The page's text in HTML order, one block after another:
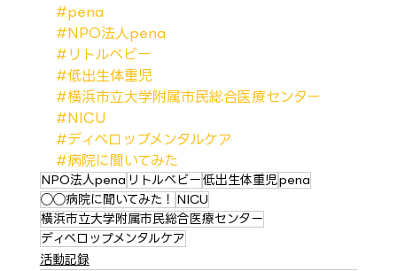
#pena
#NPO法人pena
#リトルベビー
#低出生体重児
#横浜市立大学附属市民総合医療センター
#NICU
#ディベロップメンタルケア
#病院に聞いてみた
NPO法人pena リトルベビー低出生体重児pena
◯◯病院に聞いてみた！ NICU
横浜市立大学附属市民総合医療センター
ディベロップメンタルケア
活動記録